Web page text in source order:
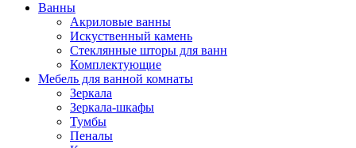
Ванны
Акриловые ванны
Искуственный камень
Стеклянные шторы для ванн
Комплектующие
Мебель для ванной комнаты
Зеркала
Зеркала-шкафы
Тумбы
Пеналы